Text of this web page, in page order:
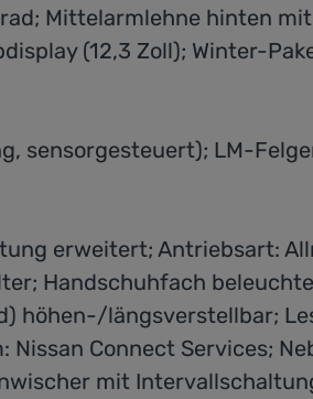
Mittelarmlehne hinten
(12,3 Zoll); Winter-
sensorgesteuert); LM-
erweitert; Antriebsart:
Handschuhfach
höhen-/längsverstellbar;
Nissan Connect Services;
mit